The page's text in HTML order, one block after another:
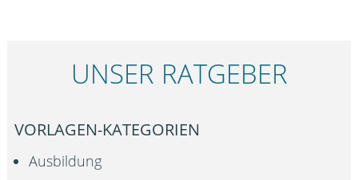
UNSER RATGEBER
VORLAGEN-KATEGORIEN
Ausbildung